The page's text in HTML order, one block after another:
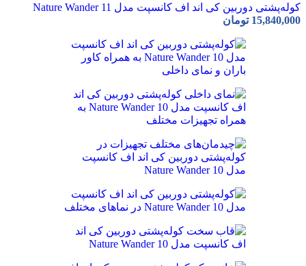
کوله‌پشتی دوربین کی اند اف کانسپت مدل Nature Wander 11
15,840,000 تومان